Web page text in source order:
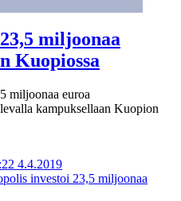
miljoonaa
Kuopiossa
miljoonaa euroa
kampuksellaan Kuopion
4.4.2019
investoi 23,5 miljoonaa